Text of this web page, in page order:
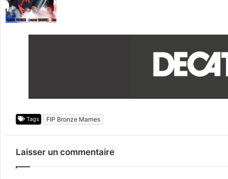
Tags FIP Bronze Marnes
Laisser un commentaire